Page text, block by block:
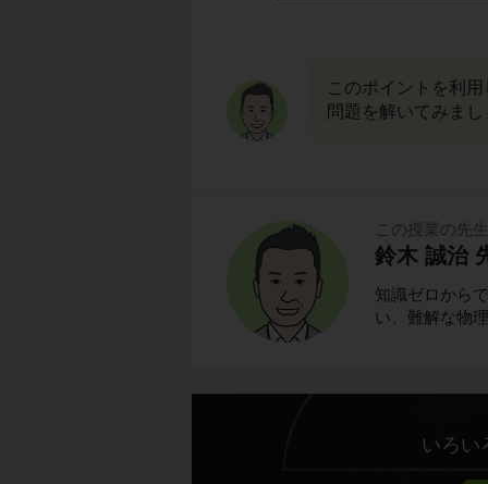
このポイントを利
問題を解いてみま
この授業の先生
鈴木 誠治
知識ゼロから
い、難解な物
いろい